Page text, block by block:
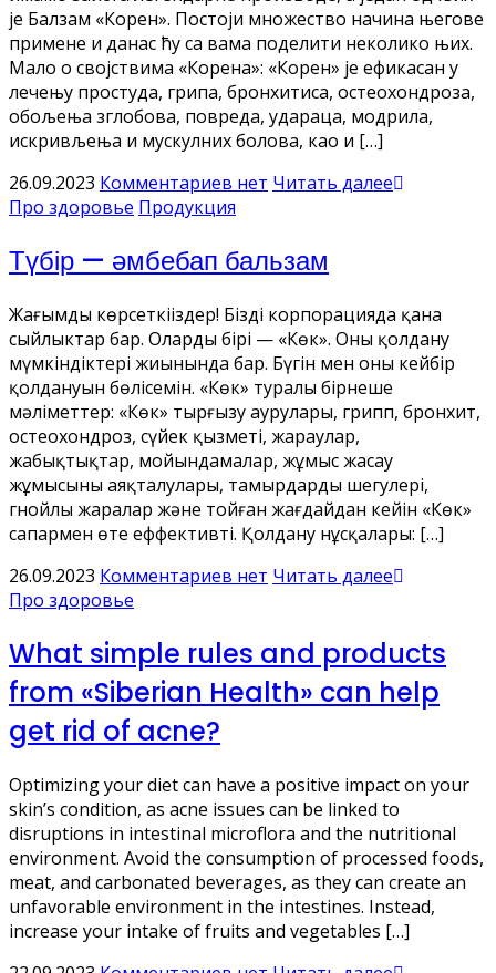
је Балзам «Корен». Постоји множество начина његове
примене и данас ћу са вама поделити неколико њих.
Мало о својствима «Корена»: «Корен» је ефикасан у
лечењу простуда, грипа, бронхитиса, остеохондроза,
обољења зглобова, повреда, удараца, модрила,
искривљења и мускулних болова, као и […]
26.09.2023 Комментариев нет Читать далее
Про здоровье Продукция
Түбір — әмбебап бальзам
Жағымды көрсеткіңіздер! Біздің корпорацияда қана
сыйлыктар бар. Олардың бірі — «Көк». Оны қолдану
мүмкіндіктері жиынында бар. Бүгін мен оның кейбір
қолдануын бөлісемін. «Көк» туралы бірнеше
мәліметтер: «Көк» тырғызу аурулары, грипп, бронхит,
остеохондроз, сүйек қызметі, жараулар,
жабықтықтар, мойындамалар, жұмыс жасау
жұмысының аяқталулары, тамырдардың шегулері,
гнойлы жаралар және тойған жағдайдан кейін «Көк»
сапармен өте еффективті. Қолдану нұсқалары: […]
26.09.2023 Комментариев нет Читать далее
Про здоровье
What simple rules and products
from «Siberian Health» can help
get rid of acne?
Optimizing your diet can have a positive impact on your
skin’s condition, as acne issues can be linked to
disruptions in intestinal microflora and the nutritional
environment. Avoid the consumption of processed foods,
meat, and carbonated beverages, as they can create an
unfavorable environment in the intestines. Instead,
increase your intake of fruits and vegetables […]